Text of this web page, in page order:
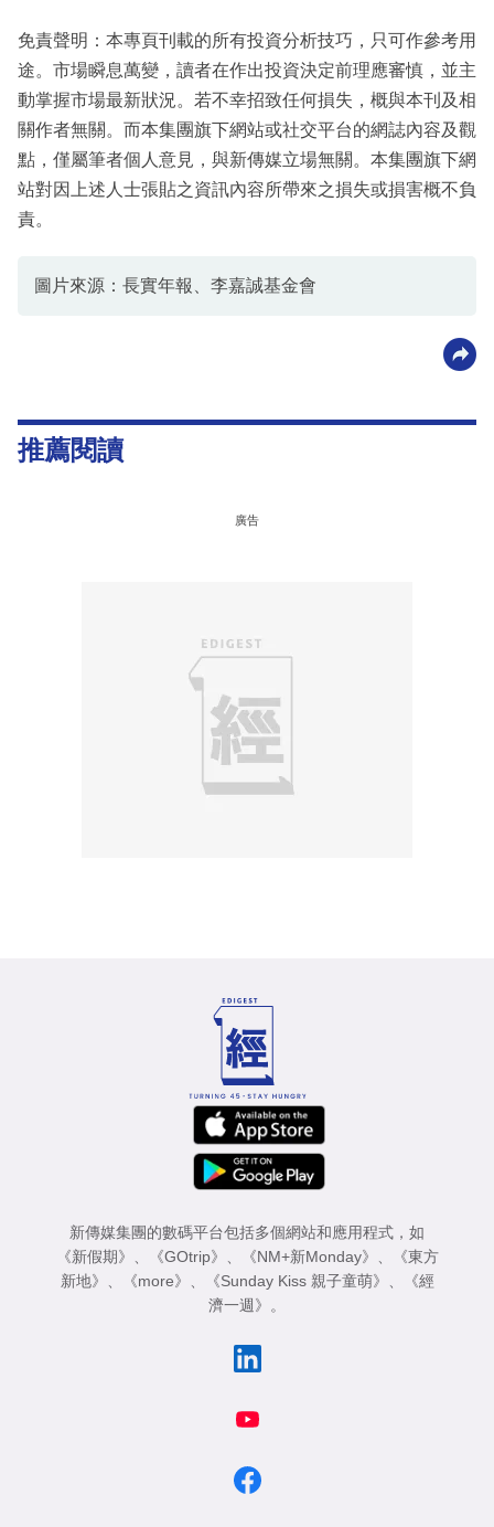
免責聲明：本專頁刊載的所有投資分析技巧，只可作參考用
途。市場瞬息萬變，讀者在作出投資決定前理應審慎，並主
動掌握市場最新狀況。若不幸招致任何損失，概與本刊及相
關作者無關。而本集團旗下網站或社交平台的網誌內容及觀
點，僅屬筆者個人意見，與新傳媒立場無關。本集團旗下網
站對因上述人士張貼之資訊內容所帶來之損失或損害概不負
責。
圖片來源：長實年報、李嘉誠基金會
推薦閱讀
廣告
新傳媒集團的數碼平台包括多個網站和應用程式，如
《新假期》
《GOtrip》 《NM+新Monday》
《東方
新地》
《more》 《Sunday Kiss 親子童萌》
《經
濟一週》
。